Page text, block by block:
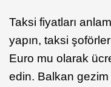
Taksi fiyatları
yapın, taksi
Euro mu olarak
edin. Balkan